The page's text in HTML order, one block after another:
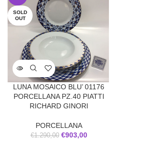
SOLD
OUT
LUNA MOSAICO BLU’ 01176
PORCELLANA PZ.40 PIATTI
RICHARD GINORI
PORCELLANA
€1.290,00 €903,00